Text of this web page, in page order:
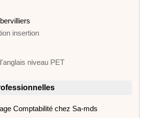
insertion
niveau PET
Comptabilité chez Sa-mds